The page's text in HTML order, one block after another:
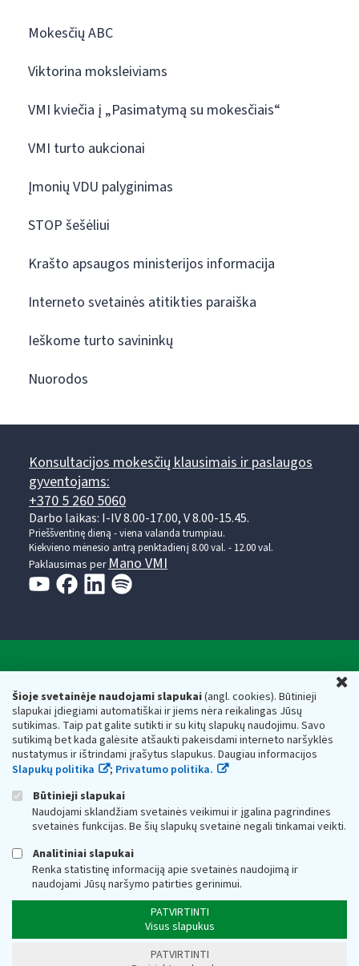
Šioje svetainėje naudojami slapukai(angl. cookies). Būtinieji
slapukai įdiegiami automatiškai ir jiems nėra reikalingas Jūsų
sutikimas. Taip pat galite sutikti ir su kitų slapukų naudojimu. Savo
sutikimą bet kada galėsite atšaukti pakeisdami interneto naršyklės
nustatymus ir ištrindami įrašytus slapukus. Daugiau informacijos
Slapukų politika
; Privatumo politika.
Būtinieji slapukai
Naudojami sklandžiam svetainės veikimui ir įgalina pagrindines
svetainės funkcijas. Be šių slapukų svetainė negali tinkamai veikti.
Analitiniai slapukai
Renka statistinę informaciją apie svetainės naudojimą ir
naudojami Jūsų naršymo patirties gerinimui.
PATVIRTINTI
Visus slapukus
PATVIRTINTI
Mokesčių ABC
Viktorina moksleiviams
VMI kviečia į „Pasimatymą su mokesčiais“
VMI turto aukcionai
Įmonių VDU palyginimas
STOP šešėliui
Krašto apsaugos ministerijos informacija
Interneto svetainės atitikties paraiška
Ieškome turto savininkų
Nuorodos
Konsultacijos mokesčių klausimais ir paslaugos
gyventojams:
+370 5 260 5060
Darbo laikas: I-IV 8.00-17.00, V 8.00-15.45.
Prieššventinę dieną - viena valanda trumpiau.
Kiekvieno mėnesio antrą penktadienį 8.00 val. - 12.00 val.
Paklausimas per Mano VMI
Respublikos finansų ministerijos
Biudžetinė įstaiga. Juridinio asmens kodas — 188659752,
adresas: Vasario 16-osios g. 14, 01107 Vilnius, Lietuva, el.paštas:
vmi@vmi.lt, E. pristatymo dėžutės adresas 188659752
Duomenys apie Valstybinę mokesčių inspekciją prie Lietuvos
Respublikos finansų ministerijos kaupiami ir saugomi Juridinių